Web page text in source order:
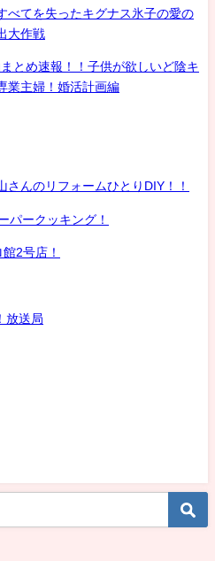
べてを失ったキグナス氷子の愛の
大作戦
とめ速報！！子供が欲しいど陰キ
業主婦！婚活計画編
さんのリフォームひとりDIY！！
パークッキング！
2号店！
放送局